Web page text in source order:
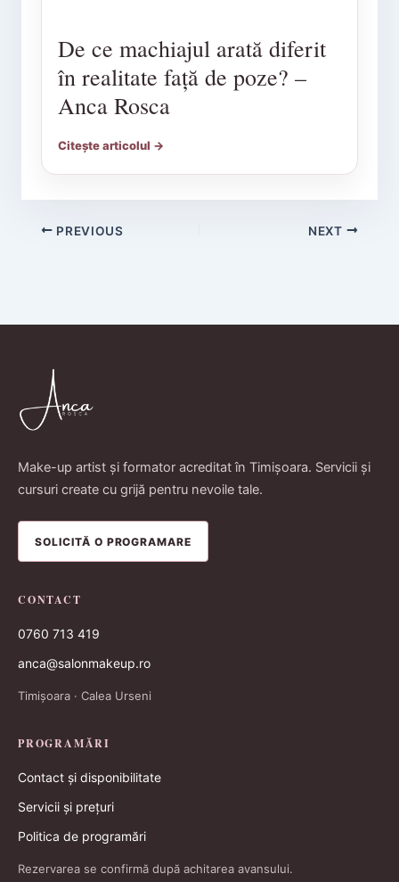
De ce machiajul arată diferit
în realitate față de poze? –
Anca Rosca
Citește articolul →
PREVIOUS NEXT
Make-up artist și formator acreditat în Timișoara. Servicii și
cursuri create cu grijă pentru nevoile tale.
SOLICITĂ O PROGRAMARE
CONTACT
0760 713 419
anca@salonmakeup.ro
Timișoara · Calea Urseni
PROGRAMĂRI
Contact și disponibilitate
Servicii și prețuri
Politica de programări
Rezervarea se confirmă după achitarea avansului.